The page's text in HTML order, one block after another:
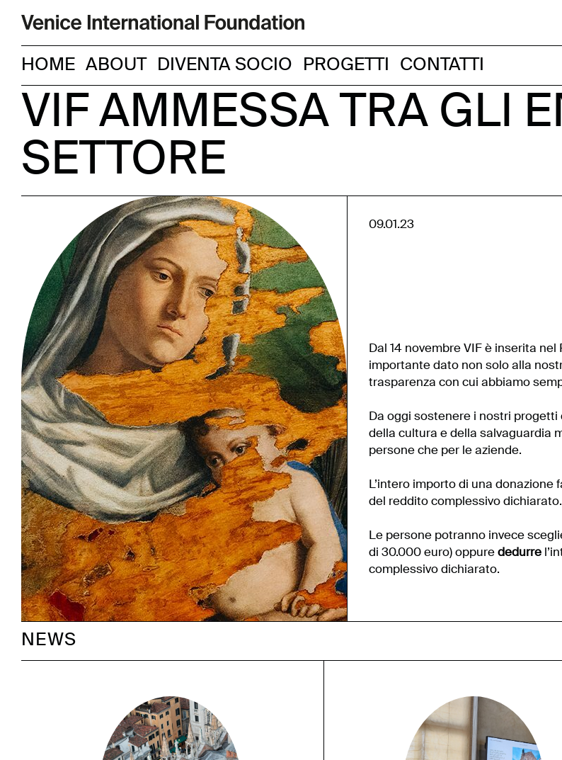
HOME ABOUT DIVENTA SOCIO PROGETTI CONTATTI
VIF AMMESSA TRA GLI
SETTORE
09.01.23
Dal 14 novembre VIF è inserita
importante dato non solo alla
trasparenza con cui abbiamo
Da oggi sostenere i nostri progetti
della cultura e della salvaguardia
persone che per le aziende.
L’intero importo di una donazione
del reddito complessivo dichiarato.
Le persone potranno invece
di 30.000 euro) oppure dedurre
complessivo dichiarato.
NEWS